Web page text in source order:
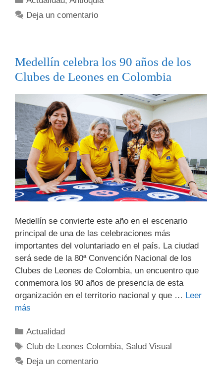
Deja un comentario
Medellín celebra los 90 años de los
Clubes de Leones en Colombia
Medellín se convierte este año en el escenario
principal de una de las celebraciones más
importantes del voluntariado en el país. La ciudad
será sede de la 80ª Convención Nacional de los
Clubes de Leones de Colombia, un encuentro que
conmemora los 90 años de presencia de esta
organización en el territorio nacional y que … Leer
más
Actualidad
Club de Leones Colombia, Salud Visual
Deja un comentario